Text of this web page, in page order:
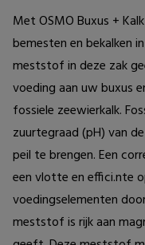
Met OSMO Buxus +
bemesten en bekalken
meststof in deze zak
voeding aan uw buxus
fossiele zeewierkalk.
zuurtegraad (pH) van
peil te brengen. Een
een vlotte en effici.nte
voedingselementen
meststof is rijk aan